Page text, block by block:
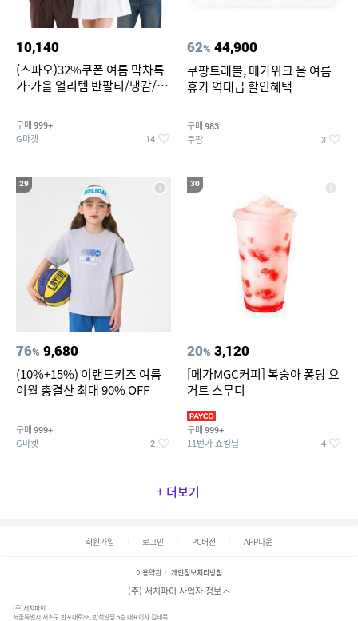
10,140
(스파오)32%쿠폰 여름 막차특
가·가을 얼리템 반팔티/냉감/반
건 외 ~74%OFF
구매 999+
G마켓 14
62% 44,900
쿠팡트래블, 메가위크 올 여름
휴가 역대급 할인혜택
구매 983
쿠팡 3
29
76% 9,680
(10%+15%) 이랜드키즈 여름
이월 총결산 최대 90% OFF
구매 999+
G마켓 2
30
20% 3,120
[메가MGC커피] 복숭아 퐁당 요
거트 스무디
구매 999+
11번가 쇼킹딜 4
+ 더보기
회원가입 로그인 PC버전 APP다운
이용약관 개인정보처리방침
(주) 서치파이 사업자 정보
(주)서치파이
서울특별시 서초구 반포대로88, 반석빌딩 5층 대표이사 김태묵